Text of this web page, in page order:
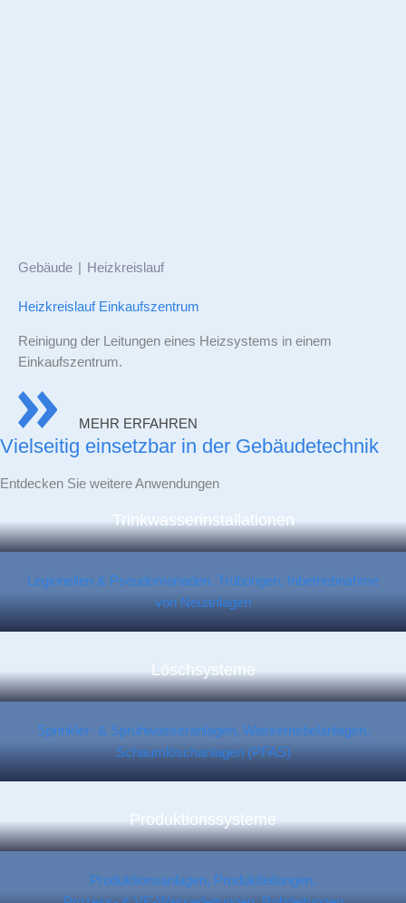
Gebäude Heizkreislauf
Heizkreislauf Einkaufszentrum
Reinigung der Leitungen eines Heizsystems in einem
Einkaufszentrum.
MEHR ERFAHREN
Vielseitig einsetzbar in der Gebäudetechnik
Entdecken Sie weitere Anwendungen
Trinkwasser­installationen
Legionellen & Pseudomonaden, Trübungen, Inbetriebnahme
von Neuanlagen
Löschsysteme
Sprinkler- & Sprühwasseranlagen, Wassernebelanlagen,
Schaumlöschanlagen (PFAS)
Produktionssysteme
Produktionsanlagen, Produktleitungen,